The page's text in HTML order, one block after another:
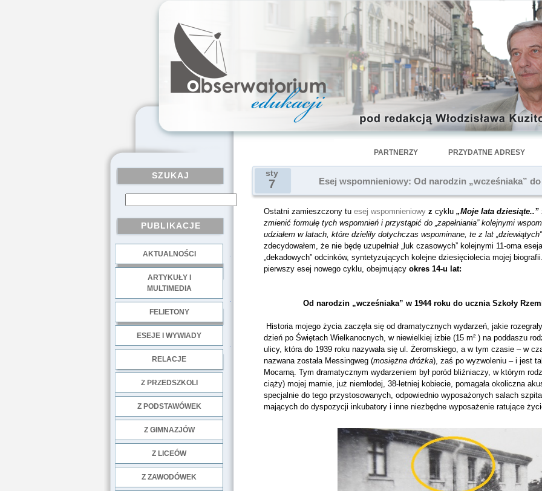
PARTNERZY PRZYDATNE ADRESY
SZUKAJ
PUBLIKACJE
AKTUALNOŚCI
ARTYKUŁY I
MULTIMEDIA
FELIETONY
ESEJE I WYWIADY
RELACJE
Z PRZEDSZKOLI
Z PODSTAWÓWEK
Z GIMNAZJÓW
Z LICEÓW
Z ZAWODÓWEK
sty
7 Esej wspomnieniowy: Od narodzin „wcześniaka”
Ostatni zamieszczony tu esej wspomnieniowy z cyklu „Moje lata dziesiąte..”
zmienić formułę tych wspomnień i przystąpić do „zapełniania” kolejnymi
udziałem w latach, które dzieliły dotychczas wspominane, te z lat „dziewiątych”
zdecydowałem, że nie będę uzupełniał „luk czasowych” kolejnymi 11-oma
„dekadowych” odcinków, syntetyzujących kolejne dziesięciolecia mojej
pierwszy esej nowego cyklu, obejmującyokres 14-u lat:
Od narodzin „wcześniaka” w 1944 roku do ucznia Szkoły
Historia mojego życia zaczęła się od dramatycznych wydarzeń, jakie
dzień po Świętach Wielkanocnych, w niewielkiej izbie (15 m² ) na poddaszu
ulicy, która do 1939 roku nazywała się ul. Żeromskiego, a w tym czasie – w
nazwana została Messingweg (mosiężna dróżka), zaś po wyzwoleniu – i jest
Mocarną. Tym dramatycznym wydarzeniem był poród bliźniaczy, w którym
ciąży) mojej mamie, już niemłodej, 38-letniej kobiecie, pomagała okoliczna
specjalnie do tego przystosowanych, odpowiednio wyposażonych salach
mających do dyspozycji inkubatory i inne niezbędne wyposażenie ratujące